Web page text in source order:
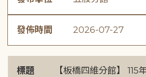
發佈時間 2026-07-27
標題
【板橋四維分館】 115